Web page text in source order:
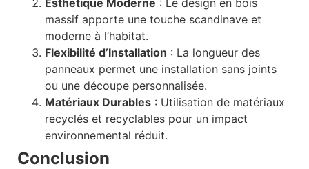
massif apporte une touche scandinave et
moderne à l’habitat.
Flexibilité d’Installation : La longueur des
panneaux permet une installation sans joints
ou une découpe personnalisée.
Matériaux Durables : Utilisation de matériaux
recyclés et recyclables pour un impact
environnemental réduit.
Conclusion